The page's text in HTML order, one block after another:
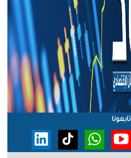
تابعونا